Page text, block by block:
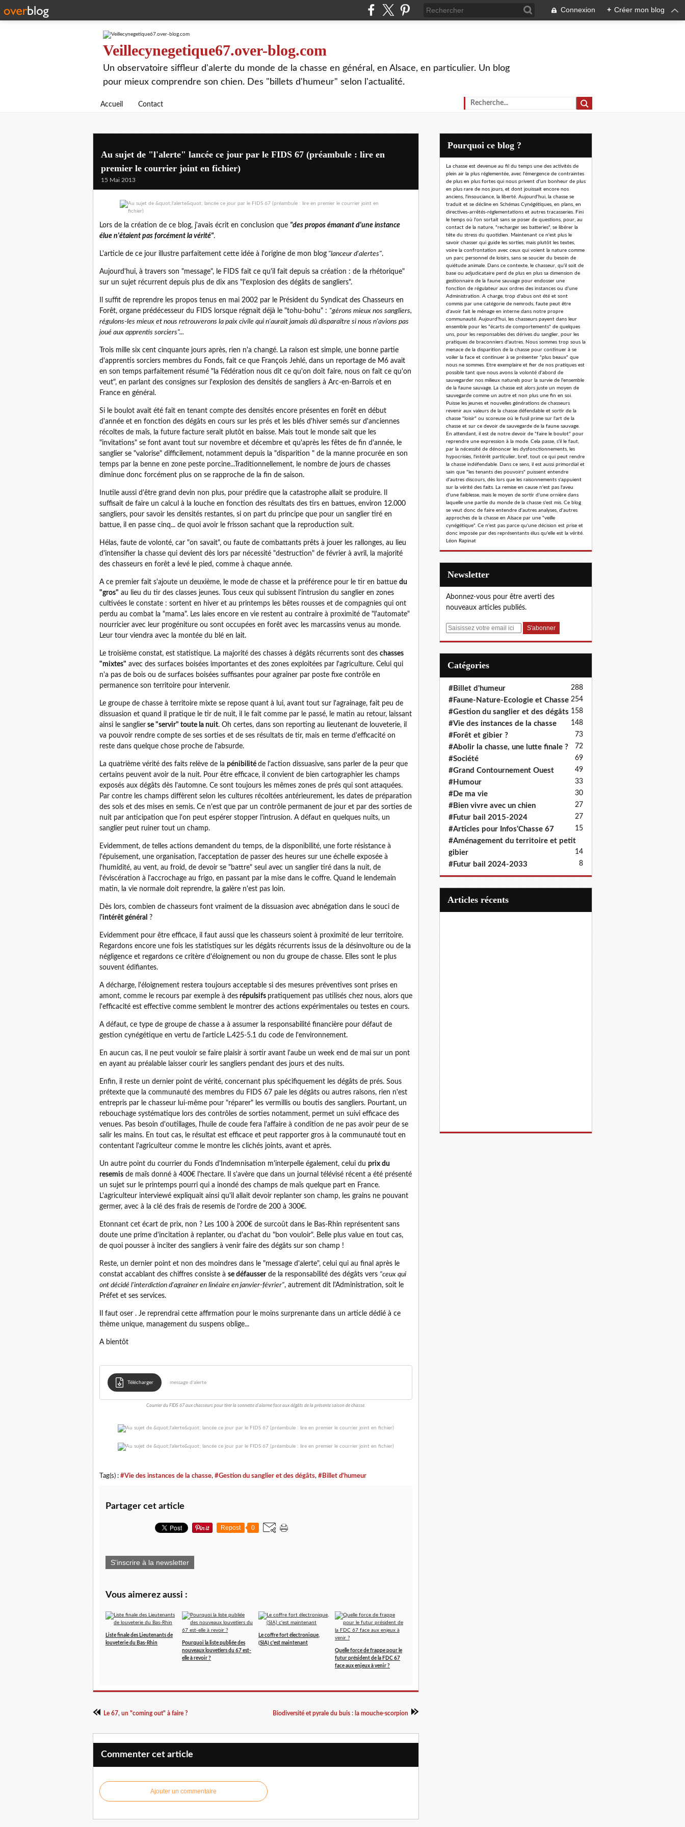
Connexion + Créer mon blog
Veillecynegetique67.over-blog.com
Un observatoire siffleur d'alerte du monde de la chasse en général, en Alsace, en particulier. Un blog
pour mieux comprendre son chien. Des "billets d'humeur" selon l'actualité.
Accueil Contact
Au sujet de "l'alerte" lancée ce jour par le FIDS 67 (préambule : lire en
premier le courrier joint en fichier)
15 Mai 2013
Lors de la création de ce blog, j'avais écrit en conclusion que "des propos émanant d'une instance
élue n'étaient pas forcément la vérité".
L'article de ce jour illustre parfaitement cette idée à l'origine de mon blog "lanceur d'alertes".
Aujourd'hui, à travers son "message", le FIDS fait ce qu'il fait depuis sa création : de la rhétorique"
sur un sujet récurrent depuis plus de dix ans "l'explosion des dégâts de sangliers".
Il suffit de reprendre les propos tenus en mai 2002 par le Président du Syndicat des Chasseurs en
Forêt, organe prédécesseur du FIDS lorsque régnait déjà le "tohu-bohu" : "gérons mieux nos sangliers,
régulons-les mieux et nous retrouverons la paix civile qui n'aurait jamais dû disparaître si nous n'avions pas
joué aux apprentis sorciers"...
Trois mille six cent cinquante jours après, rien n'a changé. La raison est simple, une bonne partie
d'apprentis sorciers membres du Fonds, fait ce que François Jehlé, dans un reportage de M6 avait
en son temps parfaitement résumé "la Fédération nous dit ce qu'on doit faire, nous on fait ce qu'on
veut", en parlant des consignes sur l'explosion des densités de sangliers à Arc-en-Barrois et en
France en général.
Si le boulot avait été fait en tenant compte des densités encore présentes en forêt en début
d'année et en fonction des dégâts en cours sur les prés et les blés d'hiver semés sur d'anciennes
récoltes de maïs, la future facture serait plutôt en baisse. Mais tout le monde sait que les
"invitations" se font avant tout sur novembre et décembre et qu'après les fêtes de fin d'année, le
sanglier se "valorise" difficilement, notamment depuis la "disparition " de la manne procurée en son
temps par la benne en zone peste porcine...Traditionnellement, le nombre de jours de chasses
diminue donc forcément plus on se rapproche de la fin de saison.
Inutile aussi d'être grand devin non plus, pour prédire que la catastrophe allait se produire. Il
suffisait de faire un calcul à la louche en fonction des résultats des tirs en battues, environ 12.000
sangliers, pour savoir les densités restantes, si on part du principe que pour un sanglier tiré en
battue, il en passe cinq... de quoi avoir le frisson sachant que la reproduction suit.
Hélas, faute de volonté, car "on savait", ou faute de combattants prêts à jouer les rallonges, au lieu
d'intensifier la chasse qui devient dès lors par nécessité "destruction" de février à avril, la majorité
des chasseurs en forêt a levé le pied, comme à chaque année.
A ce premier fait s'ajoute un deuxième, le mode de chasse et la préférence pour le tir en battue du
"gros" au lieu du tir des classes jeunes. Tous ceux qui subissent l'intrusion du sanglier en zones
cultivées le constate : sortent en hiver et au printemps les bêtes rousses et de compagnies qui ont
perdu au combat la "mama". Les laies encore en vie restent au contraire à proximité de "l'automate"
nourricier avec leur progéniture ou sont occupées en forêt avec les marcassins venus au monde.
Leur tour viendra avec la montée du blé en lait.
Le troisième constat, est statistique. La majorité des chasses à dégâts récurrents sont des chasses
"mixtes" avec des surfaces boisées importantes et des zones exploitées par l'agriculture. Celui qui
n'a pas de bois ou de surfaces boisées suffisantes pour agrainer par poste fixe contrôle en
permanence son territoire pour intervenir.
Le groupe de chasse à territoire mixte se repose quant à lui, avant tout sur l'agrainage, fait peu de
dissuasion et quand il pratique le tir de nuit, il le fait comme par le passé, le matin au retour, laissant
ainsi le sanglier se "servir" toute la nuit. Oh certes, dans son reporting au lieutenant de louveterie, il
va pouvoir rendre compte de ses sorties et de ses résultats de tir, mais en terme d'efficacité on
reste dans quelque chose proche de l'absurde.
La quatrième vérité des faits relève de la pénibilité de l'action dissuasive, sans parler de la peur que
certains peuvent avoir de la nuit. Pour être efficace, il convient de bien cartographier les champs
exposés aux dégâts dès l'automne. Ce sont toujours les mêmes zones de prés qui sont attaquées.
Par contre les champs diffèrent selon les cultures récoltées antérieurement, les dates de préparation
des sols et des mises en semis. Ce n'est que par un contrôle permanent de jour et par des sorties de
nuit par anticipation que l'on peut espérer stopper l'intrusion. A défaut en quelques nuits, un
sanglier peut ruiner tout un champ.
Evidemment, de telles actions demandent du temps, de la disponibilité, une forte résistance à
l'épuisement, une organisation, l'acceptation de passer des heures sur une échelle exposée à
l'humidité, au vent, au froid, de devoir se "battre" seul avec un sanglier tiré dans la nuit, de
l'éviscération à l'accrochage au frigo, en passant par la mise dans le coffre. Quand le lendemain
matin, la vie normale doit reprendre, la galère n'est pas loin.
Dès lors, combien de chasseurs font vraiment de la dissuasion avec abnégation dans le souci de
'intérêt général ?
Evidemment pour être efficace, il faut aussi que les chasseurs soient à proximité de leur territoire.
Regardons encore une fois les statistiques sur les dégâts récurrents issus de la désinvolture ou de la
négligence et regardons ce critère d'éloignement ou non du groupe de chasse. Elles sont le plus
souvent édifiantes.
A décharge, l'éloignement restera toujours acceptable si des mesures préventives sont prises en
amont, comme le recours par exemple à des répulsifs pratiquement pas utilisés chez nous, alors que
l'efficacité est effective comme semblent le montrer des actions expérimentales ou testes en cours.
A défaut, ce type de groupe de chasse a à assumer la responsabilité financière pour défaut de
gestion cynégétique en vertu de l'article L.425-5.1 du code de l'environnement.
En aucun cas, il ne peut vouloir se faire plaisir à sortir avant l'aube un week end de mai sur un pont
en ayant au préalable laisser courir les sangliers pendant des jours et des nuits.
Enfin, il reste un dernier point de vérité, concernant plus spécifiquement les dégâts de prés. Sous
prétexte que la communauté des membres du FIDS 67 paie les dégâts ou autres raisons, rien n'est
entrepris par le chasseur lui-même pour "réparer" les vermillis ou boutis des sangliers. Pourtant, un
rebouchage systématique lors des contrôles de sorties notamment, permet un suivi efficace des
venues. Pas besoin d'outillages, l'huile de coude fera l'affaire à condition de ne pas avoir peur de se
salir les mains. En tout cas, le résultat est efficace et peut rapporter gros à la communauté tout en
contentant l'agriculteur comme le montre les clichés joints, avant et après.
Un autre point du courrier du Fonds d'Indemnisation m'interpelle également, celui du prix du
resemis de maïs donné à 400€ l'hectare. Il s'avère que dans un journal télévisé récent a été présenté
un sujet sur le printemps pourri qui a inondé des champs de maïs quelque part en France.
L'agriculteur interviewé expliquait ainsi qu'il allait devoir replanter son champ, les grains ne pouvant
germer, avec à la clé des frais de resemis de l'ordre de 200 à 300€.
Etonnant cet écart de prix, non ? Les 100 à 200€ de surcoût dans le Bas-Rhin représentent sans
doute une prime d'incitation à replanter, ou d'achat du "bon vouloir". Belle plus value en tout cas,
de quoi pousser à inciter des sangliers à venir faire des dégâts sur son champ !
Reste, un dernier point et non des moindres dans le "message d'alerte", celui qui au final après le
constat accablant des chiffres consiste à se défausserde la responsabilité des dégâts vers "ceux qui
ont décidé l'interdiction d'agrainer en linéaire en janvier-février", autrement dit l'Administration, soit le
Préfet et ses services.
Il faut oser . Je reprendrai cette affirmation pour le moins surprenante dans un article dédié à ce
thème unique, management du suspens oblige...
A bientôt
Télécharger message d'alerte
Courrier du FIDS 67 aux chasseurs pour tirer la sonnette d'alarme face aux dégâts de la présente saison de chasse.
Tag(s) : #Vie des instances de la chasse, #Gestion du sanglier et des dégâts, #Billet d'humeur
Partager cet article
Repost 0
S'inscrire à la newsletter
Vous aimerez aussi :
Liste finale des Lieutenants de
louveterie du Bas-Rhin
Pourquoi la liste publiée des
nouveaux louvetiers du 67 est-
elle à revoir ?
Le coffre fort électronique,
(SIA) c'est maintenant
Quelle force de frappe pour le
futur président de la FDC 67
face aux enjeux à venir ?
Le 67, un "coming out" à faire ? Biodiversité et pyrale du buis : la mouche-scorpion
Commenter cet article
Ajouter un commentaire
Pourquoi ce blog ?
La chasse est devenue au fil du temps une des activités de
plein air la plus réglementée, avec l'émergence de contraintes
de plus en plus fortes qui nous privent d'un bonheur de plus
en plus rare de nos jours, et dont jouissait encore nos
anciens, l'insouciance, la liberté. Aujourd'hui, la chasse se
traduit et se décline en Schémas Cynégétiques, en plans, en
directives-arrêtés-réglementations et autres tracasseries. Fini
le temps où l'on sortait sans se poser de questions, pour, au
contact de la nature, "recharger ses batteries", se libérer la
tête du stress du quotidien. Maintenant ce n'est plus le
savoir chasser qui guide les sorties, mais plutôt les textes,
voire la confrontation avec ceux qui voient la nature comme
un parc personnel de loisirs, sans se soucier du besoin de
quiétude animale. Dans ce contexte, le chasseur, qu'il soit de
base ou adjudicataire perd de plus en plus sa dimension de
gestionnaire de la faune sauvage pour endosser une
fonction de régulateur aux ordres des instances ou d'une
Administration. A charge, trop d'abus ont été et sont
commis par une catégorie de nemrods, faute peut être
d'avoir fait le ménage en interne dans notre propre
communauté. Aujourd'hui, les chasseurs payent dans leur
ensemble pour les "écarts de comportements" de quelques
uns, pour les responsables des dérives du sanglier, pour les
pratiques de braconniers d'autres. Nous sommes trop sous la
menace de la disparition de la chasse pour continuer à se
voiler la face et continuer à se présenter "plus beaux" que
nous ne sommes. Etre exemplaire et fier de nos pratiques est
possible tant que nous avons la volonté d'abord de
sauvegarder nos milieux naturels pour la survie de l'ensemble
de la faune sauvage. La chasse est alors juste un moyen de
sauvegarde comme un autre et non plus une fin en soi.
Puisse les jeunes et nouvelles générations de chasseurs
revenir aux valeurs de la chasse défendable et sortir de la
chasse "loisir" ou scoreuse où le fusil prime sur l'art de la
chasse et sur ce devoir de sauvegarde de la faune sauvage.
En attendant, il est de notre devoir de "faire le boulot" pour
reprendre une expression à la mode. Cela passe, s'il le faut,
par la nécessité de dénoncer les dysfonctionnements, les
hypocrisies, l'intérêt particulier, bref, tout ce qui peut rendre
la chasse indéfendable. Dans ce sens, il est aussi primordial et
sain que "les tenants des pouvoirs" puissent entendre
d'autres discours, dès lors que les raisonnements s'appuient
sur la vérité des faits. La remise en cause n'est pas l'aveu
d'une faiblesse, mais le moyen de sortir d'une ornière dans
laquelle une partie du monde de la chasse s'est mis. Ce blog
se veut donc de faire entendre d'autres analyses, d'autres
approches de la chasse en Alsace par une "veille
cynégétique". Ce n'est pas parce qu'une décision est prise et
donc imposée par des représentants élus qu'elle est la vérité.
Léon Rapinat
Newsletter
Abonnez-vous pour être averti des
nouveaux articles publiés.
E
Catégories
#Billet d'humeur 288
#Faune-Nature-Ecologie et Chasse 254
#Gestion du sanglier et des dégâts 158
#Vie des instances de la chasse 148
#Forêt et gibier ? 73
#Abolir la chasse, une lutte finale ? 72
#Société 69
#Grand Contournement Ouest 49
#Humour 33
#De ma vie 30
#Bien vivre avec un chien 27
#Futur bail 2015-2024 27
#Articles pour Infos'Chasse 67 15
#Aménagement du territoire et petit
gibier
14
#Futur bail 2024-2033 8
articles récents